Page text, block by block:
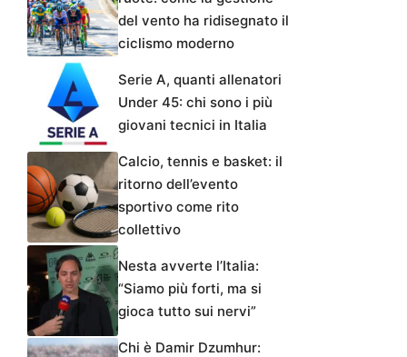
del vento ha ridisegnato il
ciclismo moderno
Serie A, quanti allenatori
Under 45: chi sono i più
giovani tecnici in Italia
Calcio, tennis e basket: il
ritorno dell’evento
sportivo come rito
collettivo
Nesta avverte l’Italia:
“Siamo più forti, ma si
gioca tutto sui nervi”
Chi è Damir Dzumhur: